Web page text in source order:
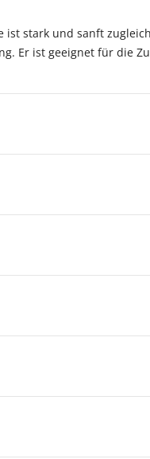
ist stark und sanft
Er ist geeignet für die